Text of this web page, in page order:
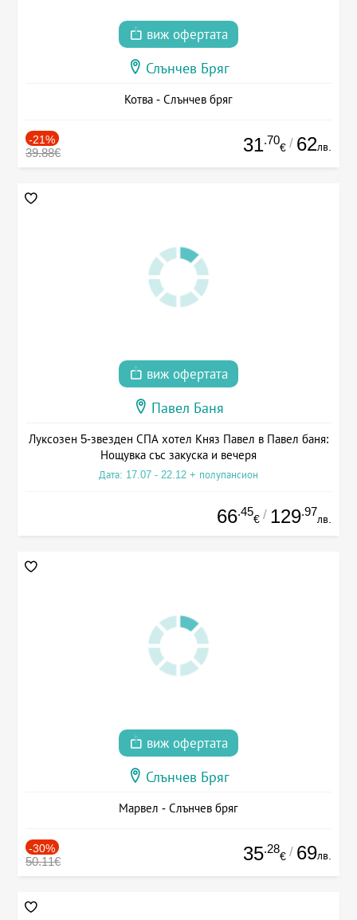
виж офертата
Слънчев Бряг
Котва - Слънчев бряг
-21%
39.88€ 31.70
€ / 62лв.
виж офертата
Павел Баня
Луксозен 5-звезден СПА хотел Княз Павел в Павел баня:
Нощувка със закуска и вечеря
Дата: 17.07 - 22.12 + полупансион
66.45
€ / 129.97
лв.
виж офертата
Слънчев Бряг
Марвел - Слънчев бряг
-30%
50.11€ 35.28
€ / 69лв.